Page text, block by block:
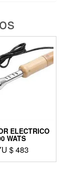
ELECTRICO
WATS
$483